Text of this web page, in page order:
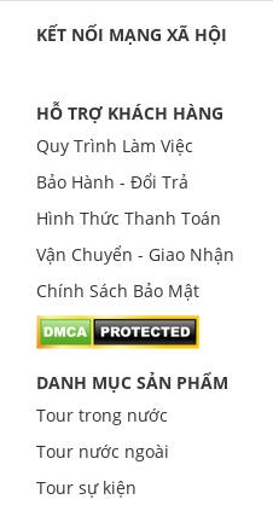
KẾT NỐI MẠNG XÃ HỘI
HỖ TRỢ KHÁCH HÀNG
Quy Trình Làm Việc
Bảo Hành - Đổi Trả
Hình Thức Thanh Toán
Vận Chuyển - Giao Nhận
Chính Sách Bảo Mật
DANH MỤC SẢN PHẨM
Tour trong nước
Tour nước ngoài
Tour sự kiện